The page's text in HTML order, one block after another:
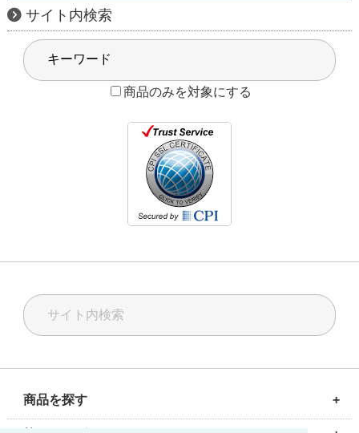
サイト内検索
商品のみを対象にする
商品を探す
+
計測ソリューション
校正ソリューション
油空圧ソリューション
校正サービス
修理・メンテナンス
輸入代行サービス